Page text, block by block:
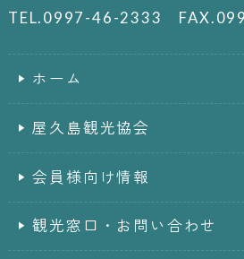
TEL.0997-46-2333
ホーム
屋久島観光協会
会員様向け情報
観光窓口・お問い合わせ